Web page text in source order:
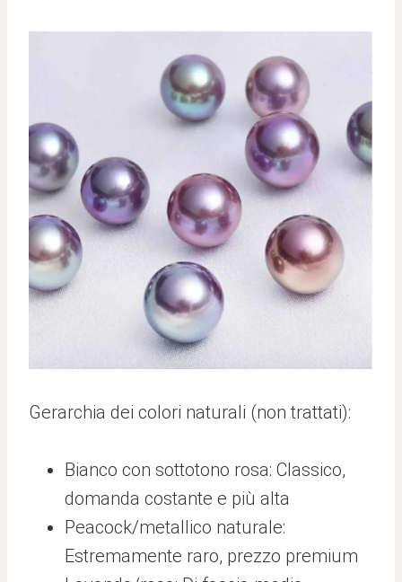
Gerarchia dei colori naturali (non trattati):
Bianco con sottotono rosa: Classico,
domanda costante e più alta
Peacock/metallico naturale:
Estremamente raro, prezzo premium